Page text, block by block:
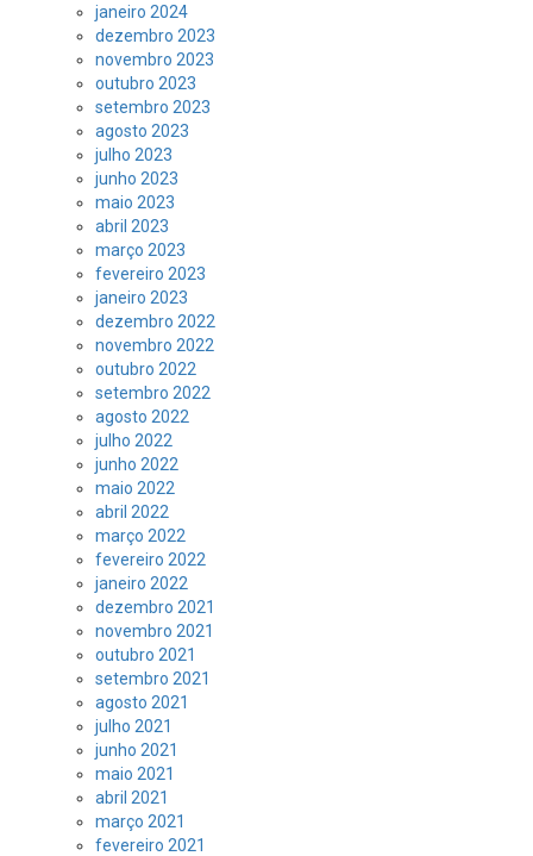
janeiro 2024
dezembro 2023
novembro 2023
outubro 2023
setembro 2023
agosto 2023
julho 2023
junho 2023
maio 2023
abril 2023
março 2023
fevereiro 2023
janeiro 2023
dezembro 2022
novembro 2022
outubro 2022
setembro 2022
agosto 2022
julho 2022
junho 2022
maio 2022
abril 2022
março 2022
fevereiro 2022
janeiro 2022
dezembro 2021
novembro 2021
outubro 2021
setembro 2021
agosto 2021
julho 2021
junho 2021
maio 2021
abril 2021
março 2021
fevereiro 2021